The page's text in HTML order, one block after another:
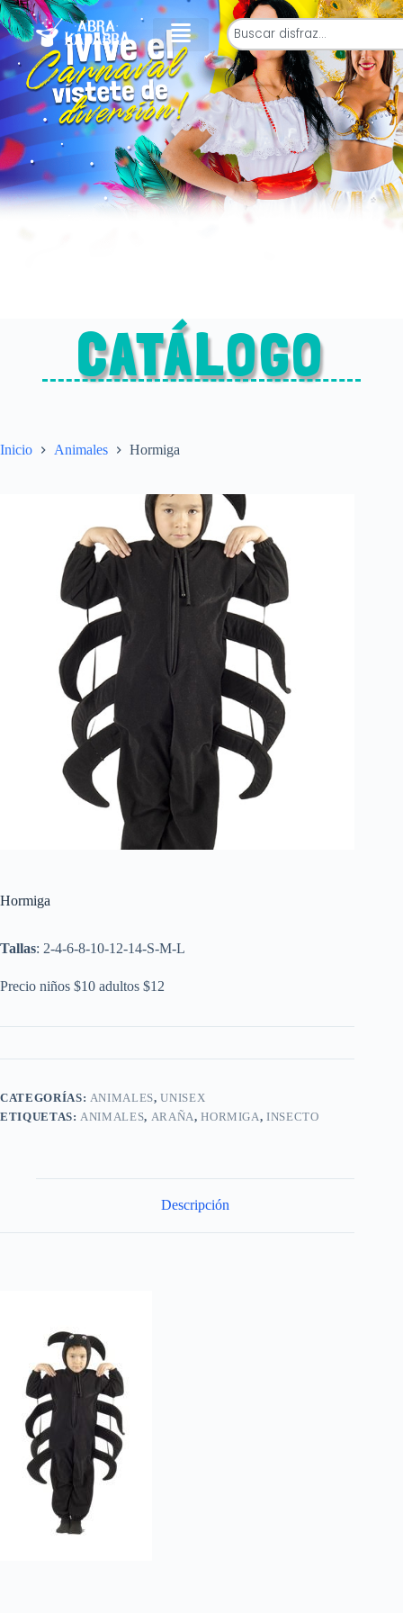
CATÁLOGO
Inicio Animales Hormiga
Hormiga
Tallas: 2-4-6-8-10-12-14-S-M-L
Precio niños $10 adultos $12
CATEGORÍAS: ANIMALES,UNISEX
ETIQUETAS: ANIMALES, ARAÑA,HORMIGA,INSECTO
Descripción